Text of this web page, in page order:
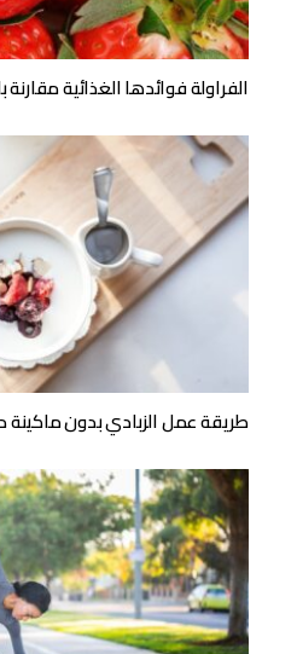
الفراولة فوائدها الغذائية
طريقة عمل الزبادي بدون